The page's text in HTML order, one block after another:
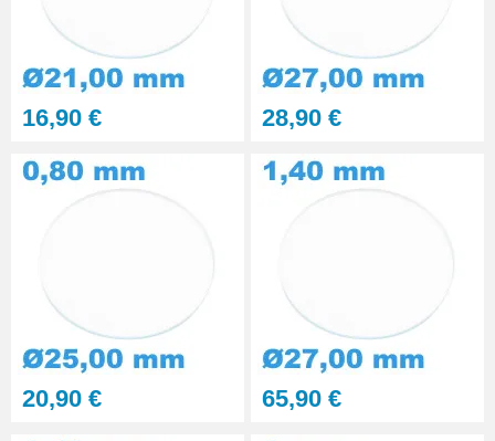
16,90 € 28,90 €
20,90 € 65,90 €